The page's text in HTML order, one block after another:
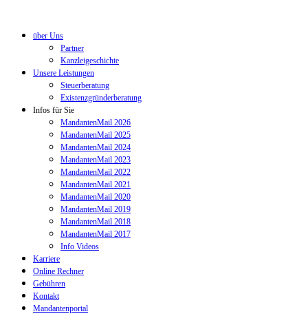
über Uns
Partner
Kanzleigeschichte
Unsere Leistungen
Steuerberatung
Existenzgründerberatung
Infos für Sie
MandantenMail 2026
MandantenMail 2025
MandantenMail 2024
MandantenMail 2023
MandantenMail 2022
MandantenMail 2021
MandantenMail 2020
MandantenMail 2019
MandantenMail 2018
MandantenMail 2017
Info Videos
Karriere
Online Rechner
Gebühren
Kontakt
Mandantenportal